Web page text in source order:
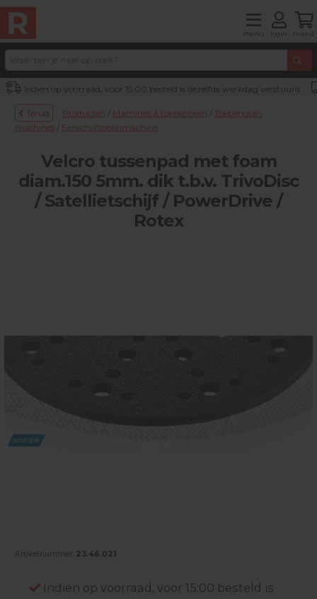
menu login mand
Indien op voorraad, voor 15:00 besteld is dezelfde werkdag verstuurd
Terug Producten / Machines & toebehoren / Toebehoren
machines / Eenschijfsboenmachine
Velcro tussenpad met foam
diam.150 5mm. dik t.b.v. TrivoDisc
/ Satellietschijf / PowerDrive /
Rotex
Artikelnummer: 23.46.021
Indien op voorraad, voor 15:00 besteld is